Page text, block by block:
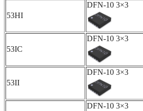
53HI
DFN-10 3×3
53IC
DFN-10 3×3
53II
DFN-10 3×3
DFN-10 3×3